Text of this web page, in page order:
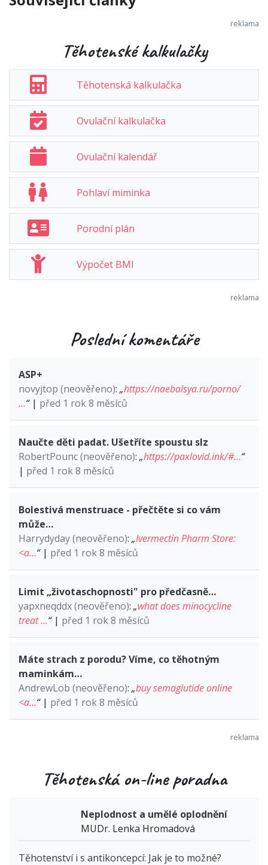
Těhotenské kalkulačky
Těhotenská kalkulačka
Ovulační kalkulačka
Ovulační kalendář
Pohlaví miminka
Porodní plán
Výpočet BMI
Poslední komentáře
ASP+
novyjtop (neověřeno): „https://naebalsya.ru/porno/
…“| před 1 rok 8 měsíců
Naučte děti padat. Ušetříte spoustu slz
RobertPounc (neověřeno): „https://paxlovid.ink/#…“
| před 1 rok 8 měsíců
Bolestivá menstruace - přečtěte si co vám
může…
Harrydyday (neověřeno): „Ivermectin Pharm Store:
<a…“| před 1 rok 8 měsíců
Limit „životaschopnosti" pro předčasně…
yapxneqddx (neověřeno): „what does minocycline
treat …“| před 1 rok 8 měsíců
Máte strach z porodu? Víme, co těhotným
maminkám…
AndrewLob (neověřeno): „buy semaglutide online
<a…“| před 1 rok 8 měsíců
Těhotenská on-line poradna
Neplodnost a umělé oplodnění
MUDr. Lenka Hromadová
Těhotenství i s antikoncepcí: Jak je to možné?